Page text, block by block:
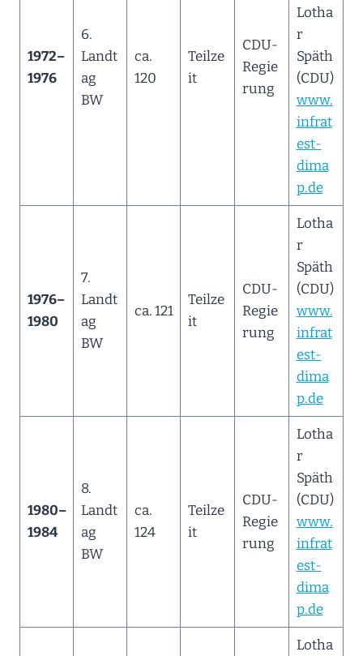
1972–
1976
6.
Landt
ag
BW
ca.
120
Teilze
it
CDU-
Regie
rung
Lotha
r
Späth
(CDU)
www.
infrat
est-
dima
p.de
1976–
1980
7.
Landt
ag
BW
ca. 121
Teilze
it
CDU-
Regie
rung
Lotha
r
Späth
(CDU)
www.
infrat
est-
dima
p.de
1980–
1984
8.
Landt
ag
BW
ca.
124
Teilze
it
CDU-
Regie
rung
Lotha
r
Späth
(CDU)
www.
infrat
est-
dima
p.de
Lotha